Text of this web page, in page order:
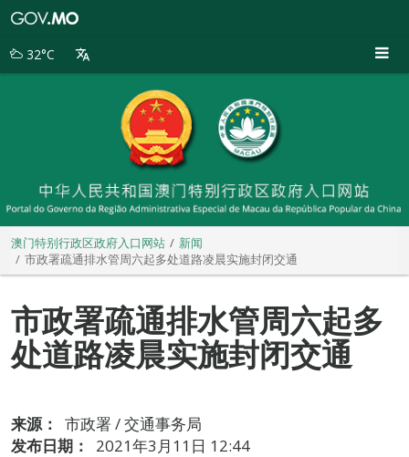
别
32°C
澳门特别行政区政府入口网站
新闻
市政署疏通排水管周六起多处道路凌晨实施封闭交通
市政署疏通排水管周六起多
处道路凌晨实施封闭交通
来源：
市政署 / 交通事务局
发布日期：
2021年3月11日 12:44